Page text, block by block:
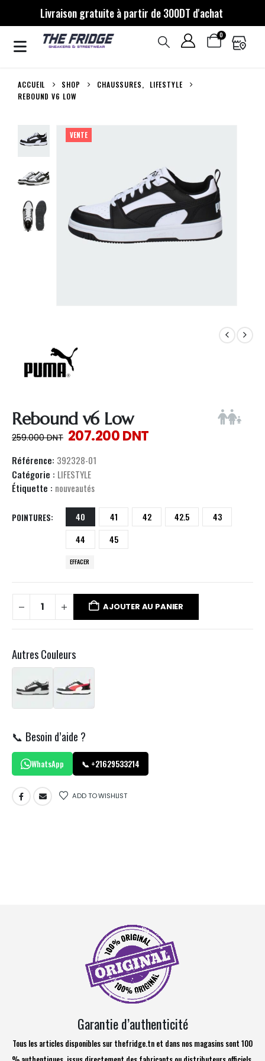
Livraison gratuite à partir de 300DT d'achat
0
ACCUEIL SHOP CHAUSSURES,
LIFESTYLE
REBOUND V6 LOW
VENTE
Rebound v6 Low
259.000DNT 207.200DNT
Référence: 392328-01
Catégorie : LIFESTYLE
Étiquette : nouveautés
POINTURES 40 41 42 42.5
43
44
45
EFFACER
AJOUTER AU PANIER
Autres Couleurs
📞 Besoin d’aide ?
WhatsApp 📞 +21629533214
ADD TO WISHLIST
Garantie d’authenticité
Tous les articles disponibles sur thefridge.tn et dans nos magasins sont 100